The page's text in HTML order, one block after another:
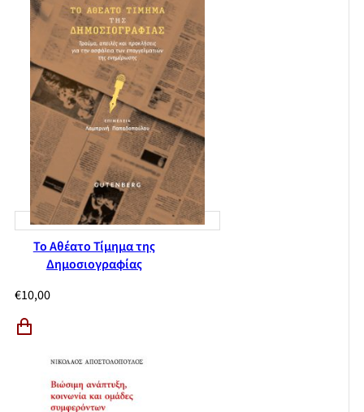
Το Αθέατο Τίμημα της
Δημοσιογραφίας
€10,00